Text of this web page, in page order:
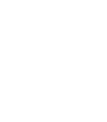
測 吹き返しも猛